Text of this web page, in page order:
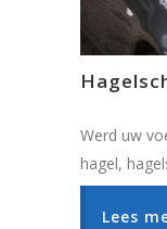
Werd uw
hagel,
golfbal of
Lees